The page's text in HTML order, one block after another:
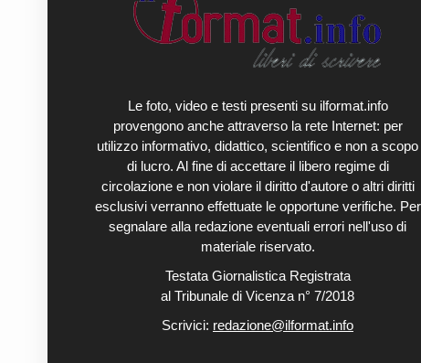
Le foto, video e testi presenti su ilformat.info
provengono anche attraverso la rete Internet: per
utilizzo informativo, didattico, scientifico e non a scopo
di lucro. Al fine di accettare il libero regime di
circolazione e non violare il diritto d'autore o altri diritti
esclusivi verranno effettuate le opportune verifiche. Per
segnalare alla redazione eventuali errori nell'uso di
materiale riservato.
Testata Giornalistica Registrata
al Tribunale di Vicenza n° 7/2018
Scrivici: redazione@ilformat.info